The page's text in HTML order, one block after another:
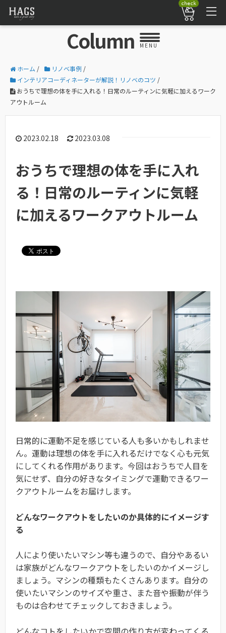
check
Column MENU
ホーム / リノベ事例 /
インテリアコーディネーターが解説！リノベのコツ /
おうちで理想の体を手に入れる！日常のルーティンに気軽に加えるワーク
アウトルーム
2023.02.18 2023.03.08
おうちで理想の体を手に入れ
る！日常のルーティンに気軽
に加えるワークアウトルーム
日常的に運動不足を感じている人も多いかもしれませ
ん。運動は理想の体を手に入れるだけでなく心も元気
にしてくれる作用があります。今回はおうちで人目を
気にせず、自分の好きなタイミングで運動できるワー
クアウトルームをお届けします。
どんなワークアウトをしたいのか具体的にイメージす
る
人により使いたいマシン等も違うので、自分やあるい
は家族がどんなワークアウトをしたいのかイメージし
ましょう。マシンの種類もたくさんあります。自分の
使いたいマシンのサイズや重さ、また音や振動が伴う
ものは合わせてチェックしておきましょう。